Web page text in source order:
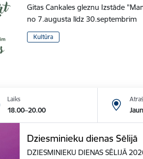
Gitas Cankales gleznu Izstāde
no 7.augusta līdz 30.septembrim
Kultūra
Laiks
18.00–20.00
Dziesminieku dienas Sēlijā
DZIESMINIEKU DIENAS SĒLIJĀ